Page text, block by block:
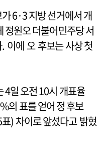
6·3 지방 선거에서 개
정원오 더불어민주당 서
이에 오 후보는 사상 첫
4일 오전 10시 개표율
의 표를 얻어 정 후보
) 차이로 앞섰다고 밝혔